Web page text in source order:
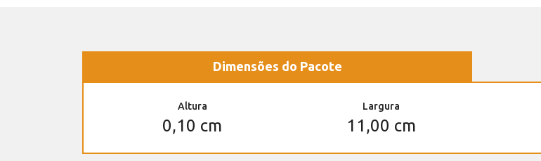
Dimensões do Pacote
Altura
0,10 cm
Largura
11,00 cm